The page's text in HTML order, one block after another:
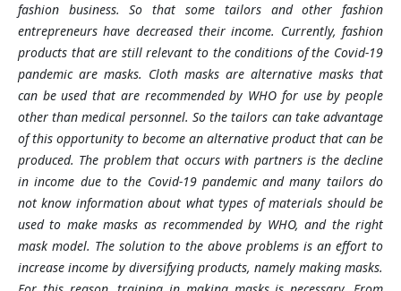
fashion business. So that some tailors and other fashion
entrepreneurs have decreased their income. Currently, fashion
products that are still relevant to the conditions of the Covid-19
pandemic are masks. Cloth masks are alternative masks that
can be used that are recommended by WHO for use by people
other than medical personnel. So the tailors can take advantage
of this opportunity to become an alternative product that can be
produced. The problem that occurs with partners is the decline
in income due to the Covid-19 pandemic and many tailors do
not know information about what types of materials should be
used to make masks as recommended by WHO, and the right
mask model. The solution to the above problems is an effort to
increase income by diversifying products, namely making masks.